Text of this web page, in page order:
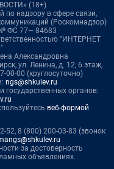
(18+)
по надзору в сфере связи,
(Роскомнадзор)
ФС 77— 84683
"ИНТЕРНЕТ
Александровна
ул. Ленина, д. 12, 6 этаж,
00-00 (круглосуточно)
ngs@shkulev.ru
государственных органов:
веб-формой
52, 8 (800) 200-03-83 (звонок
за достоверность
объявлениях.